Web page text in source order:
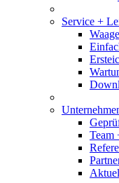
Service +
Team